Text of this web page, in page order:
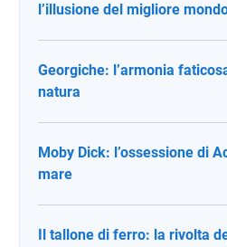
l’illusione del migliore
Georgiche: l’armonia
natura
Moby Dick: l’ossessione di
mare
Il tallone di ferro: la rivolta